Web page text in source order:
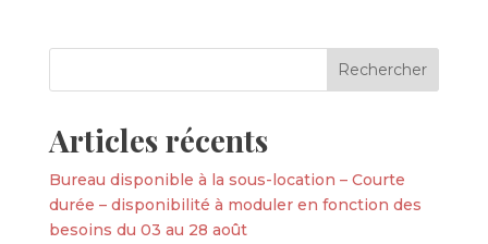
Articles récents
Bureau disponible à la sous-location – Courte
durée – disponibilité à moduler en fonction des
besoins du 03 au 28 août